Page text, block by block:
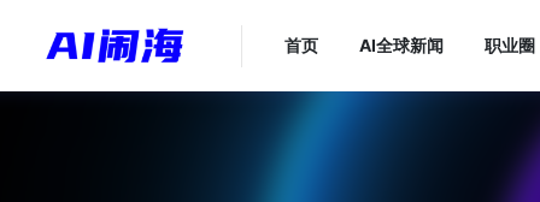
首页 AI全球新闻 职业圈